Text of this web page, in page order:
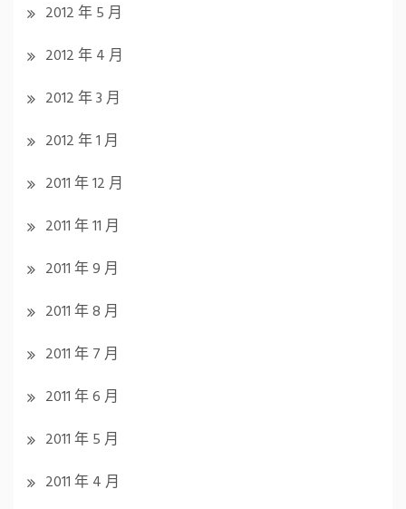
2012 年 5 月
2012 年 4 月
2012 年 3 月
2012 年 1 月
2011 年 12 月
2011 年 11 月
2011 年 9 月
2011 年 8 月
2011 年 7 月
2011 年 6 月
2011 年 5 月
2011 年 4 月